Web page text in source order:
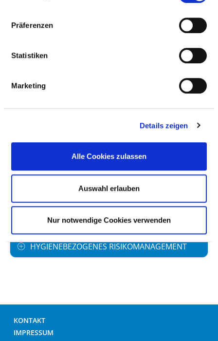
Präferenzen
Statistiken
Marketing
Details zeigen
Alle Cookies zulassen
Auswahl erlauben
Nur notwendige Cookies verwenden
MASSNAHMEN
UMGANG MIT WUNDEN
HÄNDEDESINFEKTION
UMGANG MIT MRE /MRSA
HYGIENEBEZOGENES RISIKOMANAGEMENT
KONTAKT
IMPRESSUM